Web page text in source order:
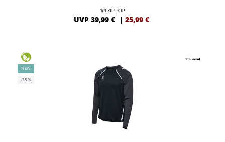
1/4 ZIP TOP
UVP 39,99 € | 25,99 €
NEW
-35%